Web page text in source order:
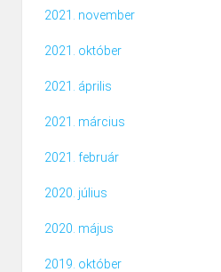
2021. november
2021. október
2021. április
2021. március
2021. február
2020. július
2020. május
2019. október